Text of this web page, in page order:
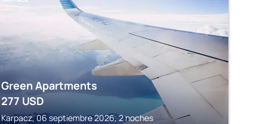
Green Apartments
277 USD
Karpacz, 06 septiembre 2026, 2 noches